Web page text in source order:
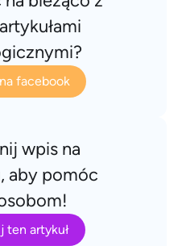
facebook
wpis na
aby pomóc
ten artykuł